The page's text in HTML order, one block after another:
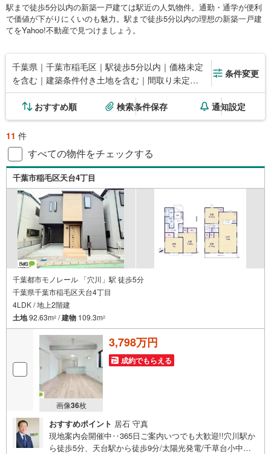
駅まで徒歩5分以内の新築一戸建ては駅近の人気物件。通勤・通学が便利
で価値が下がりにくいのも魅力。駅まで徒歩5分以内の理想の新築一戸建
てをYahoo!不動産で見つけましょう。
千葉県｜千葉市稲毛区｜駅徒歩5分以内｜価格未定
を含む｜建築条件付き土地を含む｜間取り未定を
含む
条件変更
おすすめ順 検索条件保存 通知設定
11 件
すべての物件をチェックする
千葉市稲毛区天台4丁目
千葉都市モノレール 「穴川」駅 徒歩5分
千葉県千葉市稲毛区天台4丁目
4LDK / 地上2階建
土地92.63m2 /建物 109.3m2
画像36枚
3,798万円
成約でもらえる
おすすめポイント 居石 守真
現地案内会開催中‥365日ご案内いつでも大歓迎!!穴川駅か
ら徒歩5分、天台駅から徒歩9分/太陽光発電/千草台小中学